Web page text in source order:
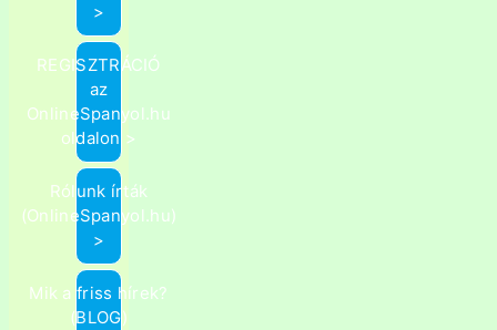
>
REGISZTRÁCIÓ
az
OnlineSpanyol.hu
oldalon >
Rólunk írták
(OnlineSpanyol.hu)
>
Mik a friss hírek?
(BLOG)